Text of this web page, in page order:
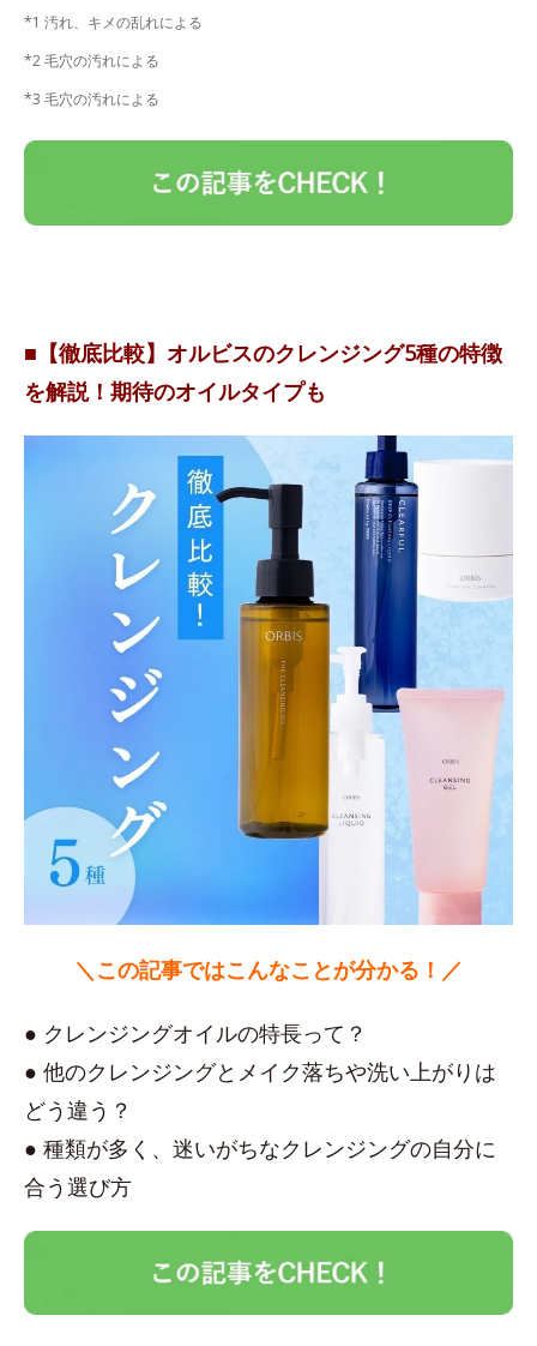
*1 汚れ、キメの乱れによる
*2 毛穴の汚れによる
*3 毛穴の汚れによる
■【徹底比較】オルビスのクレンジング5種の特徴
を解説！期待のオイルタイプも
＼この記事ではこんなことが分かる！／
● クレンジングオイルの特長って？
● 他のクレンジングとメイク落ちや洗い上がりは
どう違う？
● 種類が多く、迷いがちなクレンジングの自分に
合う選び方